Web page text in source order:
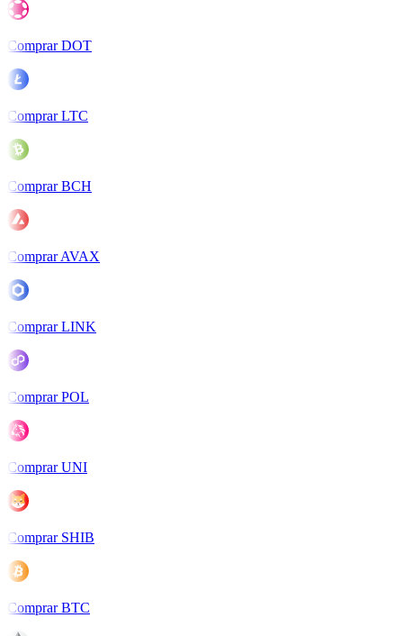
Comprar DOT
Comprar LTC
Comprar BCH
Comprar AVAX
Comprar LINK
Comprar POL
Comprar UNI
Comprar SHIB
Comprar BTC